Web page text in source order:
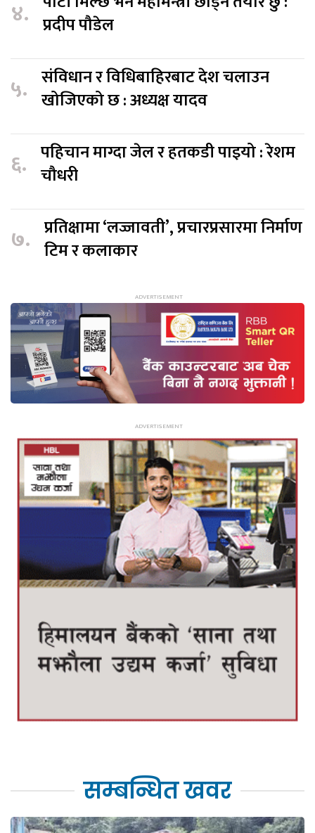
४. प्रदीप पौडेल
५. संविधान र विधिबाहिरबाट देश चलाउन
खोजिएको छ : अध्यक्ष यादव
६. पहिचान माग्दा जेल र हतकडी पाइयो : रेशम
चौधरी
७. प्रतिक्षामा ‘लज्जावती’, प्रचारप्रसारमा निर्माण
टिम र कलाकार
सम्बन्धित खवर